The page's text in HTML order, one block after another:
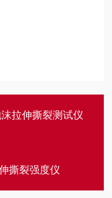
拉伸撕裂测试仪
撕裂强度仪